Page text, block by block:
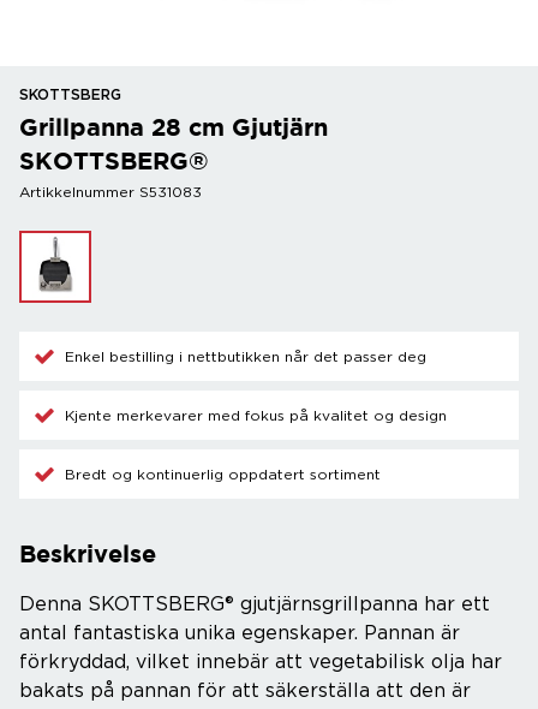
SKOTTSBERG
Grillpanna 28 cm Gjutjärn
SKOTTSBERG®
Artikkelnummer S531083
Enkel bestilling i nettbutikken når det passer deg
Kjente merkevarer med fokus på kvalitet og design
Bredt og kontinuerlig oppdatert sortiment
Beskrivelse
Denna SKOTTSBERG® gjutjärnsgrillpanna har ett
antal fantastiska unika egenskaper. Pannan är
förkryddad, vilket innebär att vegetabilisk olja har
bakats på pannan för att säkerställa att den är